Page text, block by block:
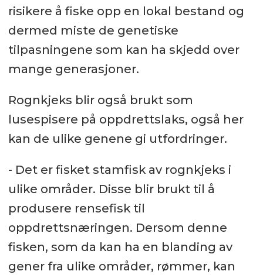
risikere å fiske opp en lokal bestand og
dermed miste de genetiske
tilpasningene som kan ha skjedd over
mange generasjoner.
Rognkjeks blir også brukt som
lusespisere på oppdrettslaks, også her
kan de ulike genene gi utfordringer.
- Det er fisket stamfisk av rognkjeks i
ulike områder. Disse blir brukt til å
produsere rensefisk til
oppdrettsnæringen. Dersom denne
fisken, som da kan ha en blanding av
gener fra ulike områder, rømmer, kan